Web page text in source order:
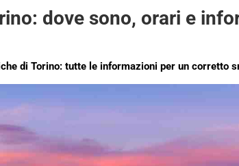
dove sono, orari e
di Torino: tutte le informazioni per un corretto